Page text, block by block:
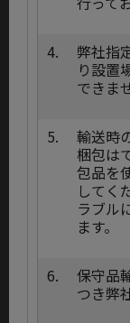
4.
弊社指
り設置
できま
5.
輸送時
梱包は
包品を
してく
ラブル
ます。
6.
保守品
つき弊